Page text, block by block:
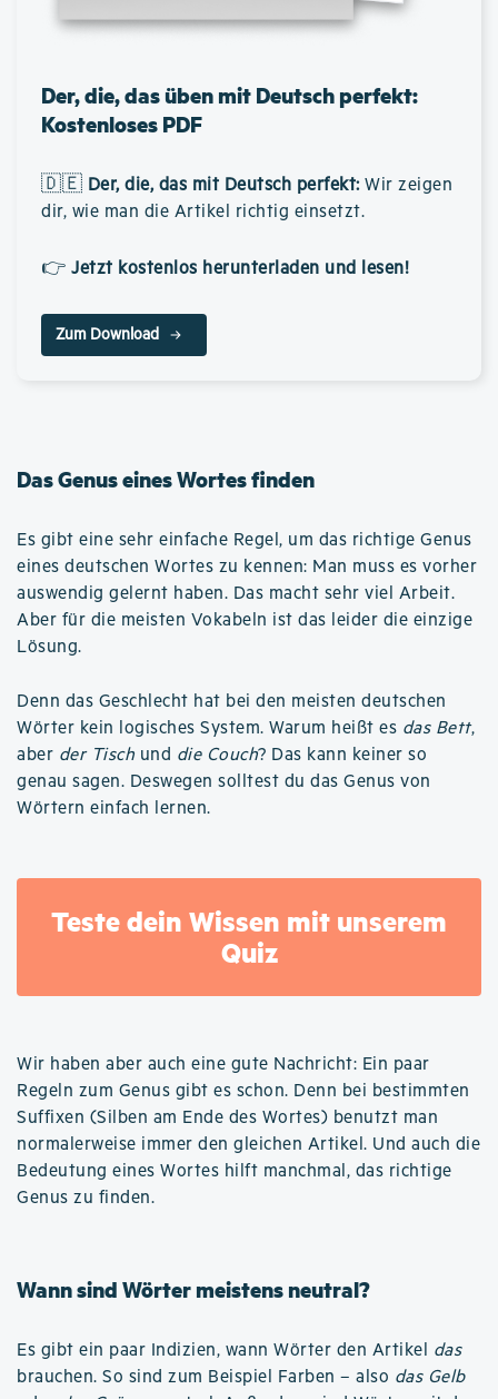
Der, die, das üben mit Deutsch perfekt:
Kostenloses PDF
🇩🇪 Der, die, das mit Deutsch perfekt: Wir zeigen
dir, wie man die Artikel richtig einsetzt.
👉 Jetzt kostenlos herunterladen und lesen!
Zum Download
Das Genus eines Wortes finden
Es gibt eine sehr einfache Regel, um das richtige Genus
eines deutschen Wortes zu kennen: Man muss es vorher
auswendig gelernt haben. Das macht sehr viel Arbeit.
Aber für die meisten Vokabeln ist das leider die einzige
Lösung.
Denn das Geschlecht hat bei den meisten deutschen
Wörter kein logisches System. Warum heißt es das Bett,
aber der Tisch und die Couch? Das kann keiner so
genau sagen. Deswegen solltest du das Genus von
Wörtern einfach lernen.
Teste dein Wissen mit unserem
Quiz
Wir haben aber auch eine gute Nachricht: Ein paar
Regeln zum Genus gibt es schon. Denn bei bestimmten
Suffixen (Silben am Ende des Wortes) benutzt man
normalerweise immer den gleichen Artikel. Und auch die
Bedeutung eines Wortes hilft manchmal, das richtige
Genus zu finden.
Wann sind Wörter meistens neutral?
Es gibt ein paar Indizien, wann Wörter den Artikel das
brauchen. So sind zum Beispiel Farben – also das Gelb